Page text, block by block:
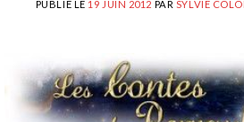
PUBLIÉ LE 19 JUIN 2012 PAR SYLVIE